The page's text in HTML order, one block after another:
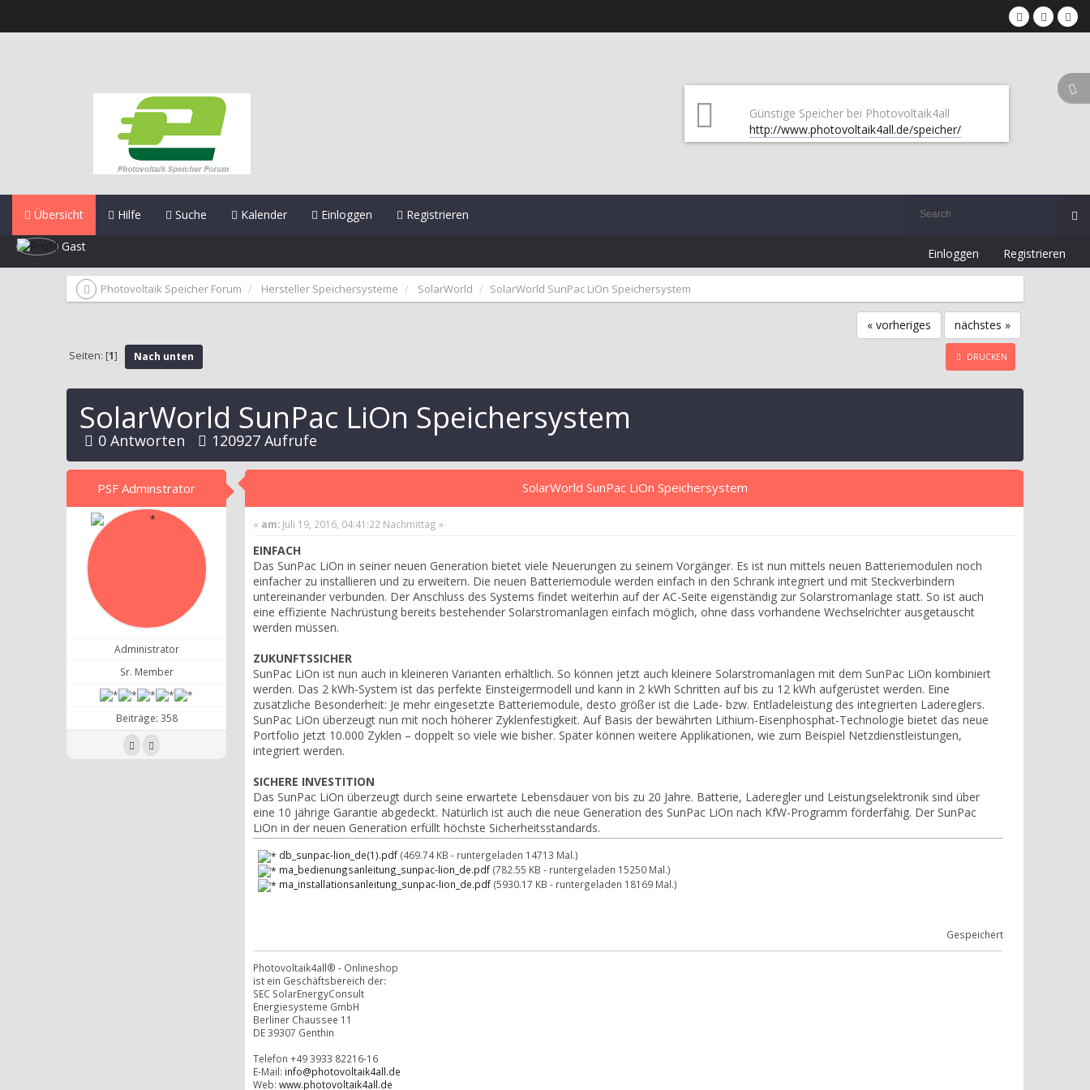
Günstige Speicher bei Photovoltaik4all
http://www.photovoltaik4all.de/speicher/
Übersicht Hilfe Suche Kalender Einloggen Registrieren
Gast Einloggen Registrieren
Photovoltaik Speicher Forum Hersteller Speichersysteme SolarWorld SolarWorld SunPac LiOn Speichersystem
« vorheriges nächstes »
DRUCKEN
Seiten: [1] Nach unten
SolarWorld SunPac LiOn Speichersystem
0 Antworten 120927 Aufrufe
PSF Adminstrator
Administrator
Sr. Member
Beiträge: 358
SolarWorld SunPac LiOn Speichersystem
« am:Juli 19, 2016, 04:41:22 Nachmittag »
EINFACH
Das SunPac LiOn in seiner neuen Generation bietet viele Neuerungen zu seinem Vorgänger. Es ist nun mittels neuen Batteriemodulen noch
einfacher zu installieren und zu erweitern. Die neuen Batteriemodule werden einfach in den Schrank integriert und mit Steckverbindern
untereinander verbunden. Der Anschluss des Systems findet weiterhin auf der AC-Seite eigenständig zur Solarstromanlage statt. So ist auch
eine effiziente Nachrüstung bereits bestehender Solarstromanlagen einfach möglich, ohne dass vorhandene Wechselrichter ausgetauscht
werden müssen.
ZUKUNFTSSICHER
SunPac LiOn ist nun auch in kleineren Varianten erhältlich. So können jetzt auch kleinere Solarstromanlagen mit dem SunPac LiOn kombiniert
werden. Das 2 kWh-System ist das perfekte Einsteigermodell und kann in 2 kWh Schritten auf bis zu 12 kWh aufgerüstet werden. Eine
zusätzliche Besonderheit: Je mehr eingesetzte Batteriemodule, desto größer ist die Lade- bzw. Entladeleistung des integrierten Ladereglers.
SunPac LiOn überzeugt nun mit noch höherer Zyklenfestigkeit. Auf Basis der bewährten Lithium-Eisenphosphat-Technologie bietet das neue
Portfolio jetzt 10.000 Zyklen – doppelt so viele wie bisher. Später können weitere Applikationen, wie zum Beispiel Netzdienstleistungen,
integriert werden.
SICHERE INVESTITION
Das SunPac LiOn überzeugt durch seine erwartete Lebensdauer von bis zu 20 Jahre. Batterie, Laderegler und Leistungselektronik sind über
eine 10 jährige Garantie abgedeckt. Natürlich ist auch die neue Generation des SunPac LiOn nach KfW-Programm förderfähig. Der SunPac
LiOn in der neuen Generation erfüllt höchste Sicherheitsstandards.
db_sunpac-lion_de(1).pdf(469.74 KB - runtergeladen 14713 Mal.)
ma_bedienungsanleitung_sunpac-lion_de.pdf(782.55 KB - runtergeladen 15250 Mal.)
ma_installationsanleitung_sunpac-lion_de.pdf(5930.17 KB - runtergeladen 18169 Mal.)
Gespeichert
Photovoltaik4all® - Onlineshop
ist ein Geschäftsbereich der:
SEC SolarEnergyConsult
Energiesysteme GmbH
Berliner Chaussee 11
DE 39307 Genthin
Telefon +49 3933 82216-16
E-Mail: info@photovoltaik4all.de
Web: www.photovoltaik4all.de